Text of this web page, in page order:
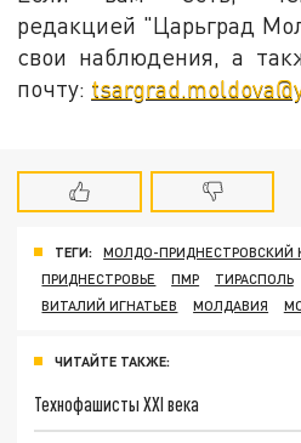
редакцией "Царьград
свои наблюдения, а
почту:
ТЕГИ:
МОЛДО-ПРИДНЕСТРОВСКИЙ
ПРИДНЕСТРОВЬЕ
ПМР ТИРАСПОЛЬ
ВИТАЛИЙ ИГНАТЬЕВ
МОЛДАВИЯ
ЧИТАЙТЕ ТАКЖЕ:
Технофашисты XXI века